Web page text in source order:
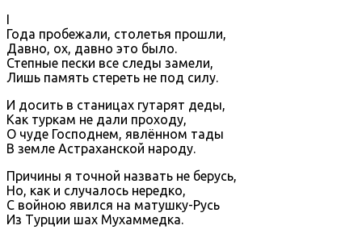
I
Года пробежали, столетья прошли,
Давно, ох, давно это было.
Степные пески все следы замели,
Лишь память стереть не под силу.
И досить в станицах гутарят деды,
Как туркам не дали проходу,
О чуде Господнем, явлённом тады
В земле Астраханской народу.
Причины я точной назвать не берусь,
Но, как и случалось нередко,
С войною явился на матушку-Русь
Из Турции шах Мухаммедка.